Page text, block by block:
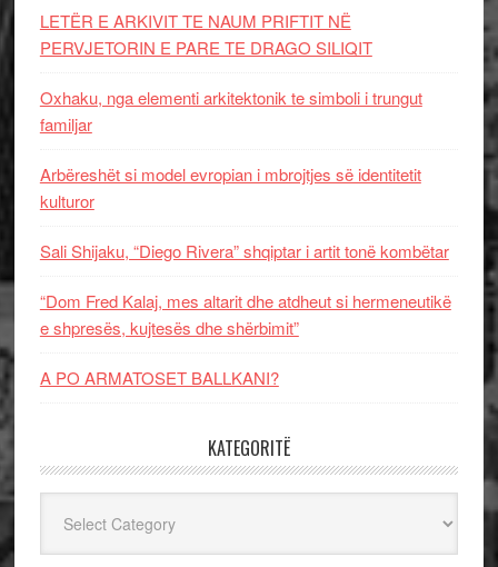
LETËR E ARKIVIT TE NAUM PRIFTIT NË
PERVJETORIN E PARE TE DRAGO SILIQIT
Oxhaku, nga elementi arkitektonik te simboli i trungut
familjar
Arbëreshët si model evropian i mbrojtjes së identitetit
kulturor
Sali Shijaku, “Diego Rivera” shqiptar i artit tonë kombëtar
“Dom Fred Kalaj, mes altarit dhe atdheut si hermeneutikë
e shpresës, kujtesës dhe shërbimit”
A PO ARMATOSET BALLKANI?
KATEGORITË